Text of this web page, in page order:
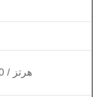
125 هرتز / 830 فولت / 60 ثانية